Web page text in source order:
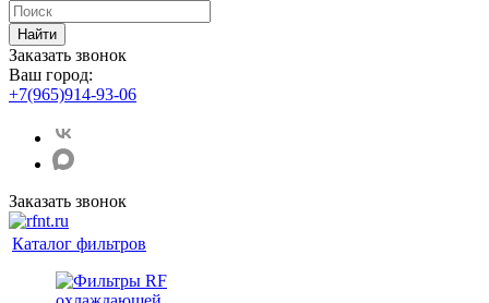
Найти
Заказать звонок
Ваш город:
+7(965)914-93-06
Заказать звонок
Каталог фильтров